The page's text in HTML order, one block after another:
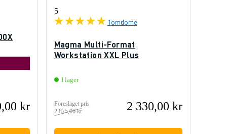
kr
5
1omdöme
Magma Multi-Format
Workstation XXL Plus
I lager
Föreslaget pris
2 875,00 kr
2 330,00 kr